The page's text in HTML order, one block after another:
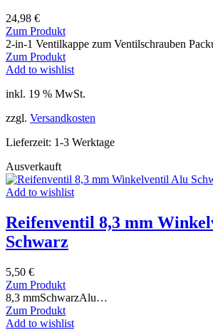
24,98 €
Zum Produkt
2-in-1 Ventilkappe zum Ventilschrauben
Zum Produkt
Add to wishlist
inkl. 19 % MwSt.
zzgl. Versandkosten
Lieferzeit: 1-3 Werktage
Ausverkauft
Add to wishlist
Reifenventil 8,3 mm
Schwarz
5,50 €
Zum Produkt
8,3 mmSchwarzAlu…
Zum Produkt
Add to wishlist